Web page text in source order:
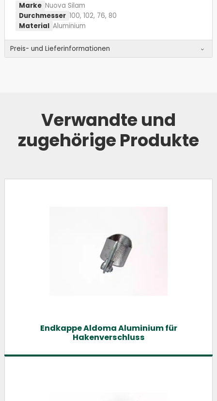
Nuova Silam
Marke
100, 102, 76, 80
Durchmesser
Aluminium
Material
Preis- und Lieferinformationen
Verwandte und
zugehörige Produkte
Endkappe Aldoma Aluminium für
Hakenverschluss